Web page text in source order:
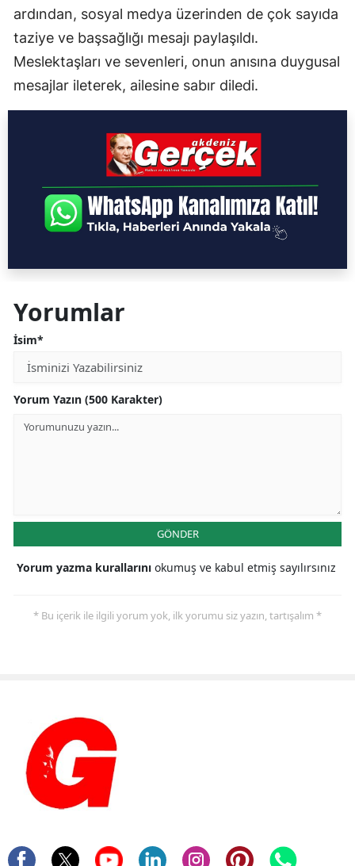
ardından, sosyal medya üzerinden de çok sayıda
taziye ve başsağlığı mesajı paylaşıldı.
Meslektaşları ve sevenleri, onun anısına duygusal
mesajlar ileterek, ailesine sabır diledi.
Yorumlar
İsim*
Yorum Yazın (500 Karakter)
GÖNDER
Yorum yazma kurallarını okumuş ve kabul etmiş sayılırsınız
* Bu içerik ile ilgili yorum yok, ilk yorumu siz yazın, tartışalım *